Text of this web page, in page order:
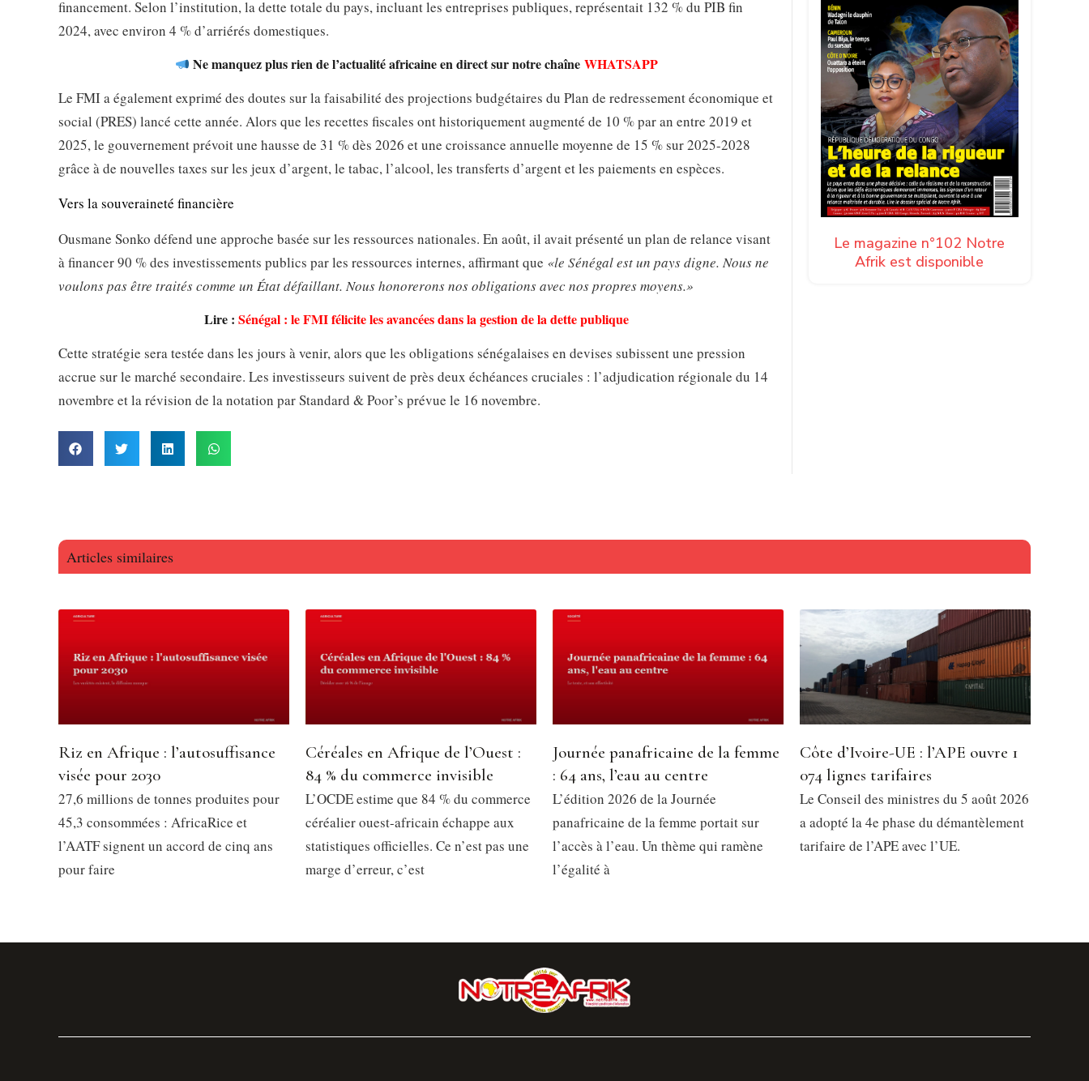
financement. Selon l’institution, la dette totale du pays, incluant les entreprises publiques, représentait 132 % du PIB fin
2024, avec environ 4 % d’arriérés domestiques.
Ne manquez plus rien de l’actualité africaine en direct sur notre chaîneWHATSAPP
Le FMI a également exprimé des doutes sur la faisabilité des projections budgétaires du Plan de redressement économique et
social (PRES) lancé cette année. Alors que les recettes fiscales ont historiquement augmenté de 10 % par an entre 2019 et
2025, le gouvernement prévoit une hausse de 31 % dès 2026 et une croissance annuelle moyenne de 15 % sur 2025-2028
grâce à de nouvelles taxes sur les jeux d’argent, le tabac, l’alcool, les transferts d’argent et les paiements en espèces.
Vers la souveraineté financière
Ousmane Sonko défend une approche basée sur les ressources nationales. En août, il avait présenté un plan de relance visant
à financer 90 % des investissements publics par les ressources internes, affirmant que «le Sénégal est un pays digne. Nous ne
voulons pas être traités comme un État défaillant. Nous honorerons nos obligations avec nos propres moyens.»
Lire :Sénégal : le FMI félicite les avancées dans la gestion de la dette publique
Cette stratégie sera testée dans les jours à venir, alors que les obligations sénégalaises en devises subissent une pression
accrue sur le marché secondaire. Les investisseurs suivent de près deux échéances cruciales : l’adjudication régionale du 14
novembre et la révision de la notation par Standard & Poor’s prévue le 16 novembre.
Le magazine n°102 Notre
Afrik est disponible
Articles similaires
Riz en Afrique : l’autosuffisance
visée pour 2030
27,6 millions de tonnes produites pour
45,3 consommées : AfricaRice et
l’AATF signent un accord de cinq ans
pour faire
Céréales en Afrique de l’Ouest :
84 % du commerce invisible
L’OCDE estime que 84 % du commerce
céréalier ouest-africain échappe aux
statistiques officielles. Ce n’est pas une
marge d’erreur, c’est
Journée panafricaine de la femme
: 64 ans, l’eau au centre
L’édition 2026 de la Journée
panafricaine de la femme portait sur
l’accès à l’eau. Un thème qui ramène
l’égalité à
Côte d’Ivoire-UE : l’APE ouvre 1
074 lignes tarifaires
Le Conseil des ministres du 5 août 2026
a adopté la 4e phase du démantèlement
tarifaire de l’APE avec l’UE.